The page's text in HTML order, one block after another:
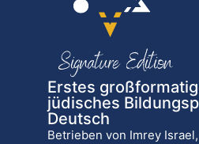
Erstes
jüdisches
Deutsch
Betrieben von Imrey